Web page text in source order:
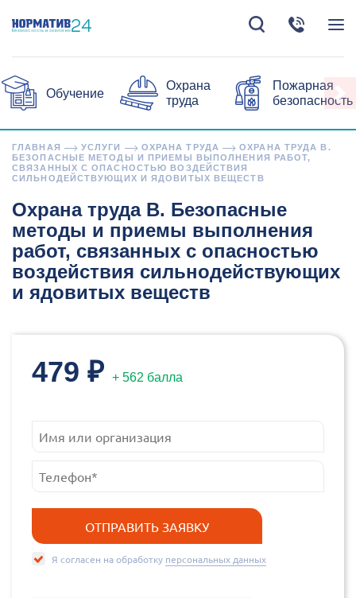
Обучение
Охрана
труда
Пожарная
безопасность
ГЛАВНАЯ УСЛУГИ ОХРАНА ТРУДА
ОХРАНА ТРУДА В.
БЕЗОПАСНЫЕ МЕТОДЫ И ПРИЕМЫ ВЫПОЛНЕНИЯ РАБОТ,
СВЯЗАННЫХ С ОПАСНОСТЬЮ ВОЗДЕЙСТВИЯ
СИЛЬНОДЕЙСТВУЮЩИХ И ЯДОВИТЫХ ВЕЩЕСТВ
Охрана труда В. Безопасные
методы и приемы выполнения
работ, связанных с опасностью
воздействия сильнодействующих
и ядовитых веществ
479 ₽ + 562 балла
Я согласен на обработку персональных данных